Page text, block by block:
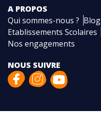
A PROPOS
Qui sommes-nous ? Blog
Etablissements Scolaires
Nos engagements
NOUS SUIVRE